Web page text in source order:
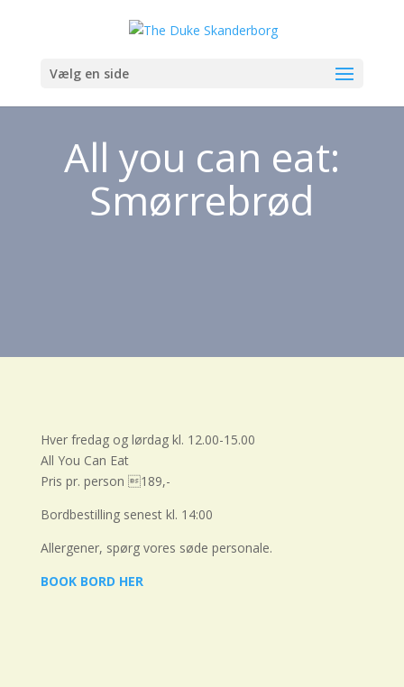
Vælg en side
All you can eat:
Smørrebrød
Hver fredag og lørdag kl. 12.00-15.00
All You Can Eat
Pris pr. person 189,-
Bordbestilling senest kl. 14:00
Allergener, spørg vores søde personale.
BOOK BORD HER